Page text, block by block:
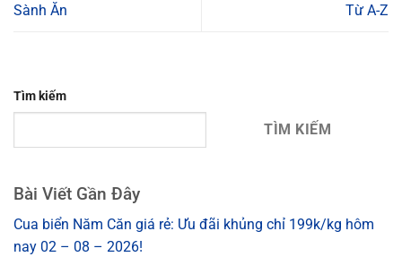
Sành Ăn
Từ A-Z
Tìm kiếm
TÌM KIẾM
Bài Viết Gần Đây
Cua biển Năm Căn giá rẻ: Ưu đãi khủng chỉ 199k/kg hôm
nay 02 – 08 – 2026!